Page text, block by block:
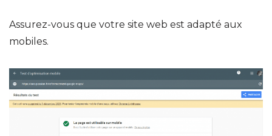
Assurez-vous que votre site web est adapté aux
mobiles.